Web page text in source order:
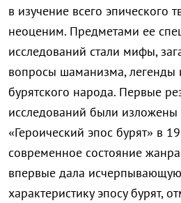
в изучение всего эпического
неоценим. Предметами ее
исследований стали мифы,
вопросы шаманизма, легенды
бурятского народа. Первые
исследований были
«Героический эпос бурят» в
современное состояние
впервые дала
характеристику эпосу бурят,